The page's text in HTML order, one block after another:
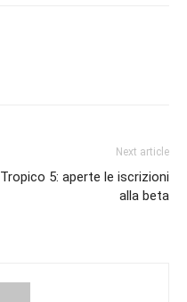
Next article
Tropico 5: aperte le iscrizioni
alla beta